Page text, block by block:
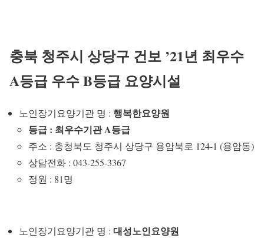
충북 청주시 상당구 건보 ’21년 최우수
A등급 우수 B등급 요양시설
노인장기요양기관 명 : 행복한요양원
등급 : 최우수기관 A등급
주소 : 충청북도 청주시 상당구 용암북로 124-1 (용암동)
상담전화 : 043-255-3367
정원 : 81명
노인장기요양기관 명 : 대성노인요양원